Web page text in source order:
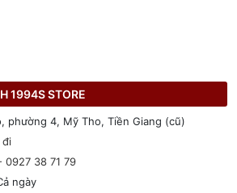
1994S STORE
phường 4, Mỹ Tho, Tiền Giang (cũ)
đi
0927 38 71 79
ngày